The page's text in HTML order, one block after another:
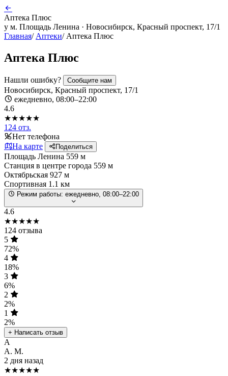
Аптека Плюс
у м. Площадь Ленина · Новосибирск, Красный проспект, 17/1
Главная/ Аптеки/ Аптека Плюс
Аптека Плюс
Нашли ошибку? Сообщите нам
Новосибирск, Красный проспект, 17/1
ежедневно, 08:00–22:00
4.6
★★★★★
124 отз.
Нет телефона
На карте
Поделиться
Площадь Ленина 559 м
Станция в центре города 559 м
Октябрьская 927 м
Спортивная 1.1 км
Режим работы: ежедневно, 08:00–22:00
4.6
★★★★★
124 отзыва
5
72%
4
18%
3
6%
2
2%
1
2%
+ Написать отзыв
А
А. М.
2 дня назад
★★★★★